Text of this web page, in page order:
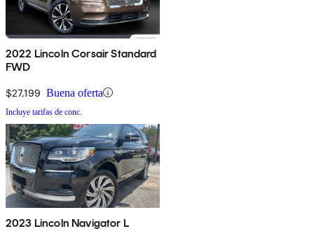
2022 Lincoln Corsair Standard
FWD
$27,199 Buena oferta
Incluye tarifas de conc.
2023 Lincoln Navigator L